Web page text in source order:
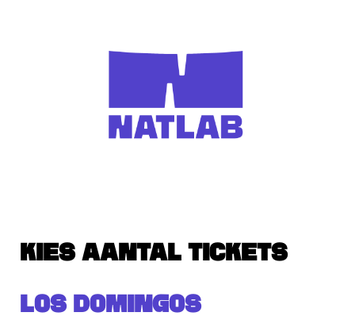
KIES AANTAL TICKETS
LOS DOMINGOS